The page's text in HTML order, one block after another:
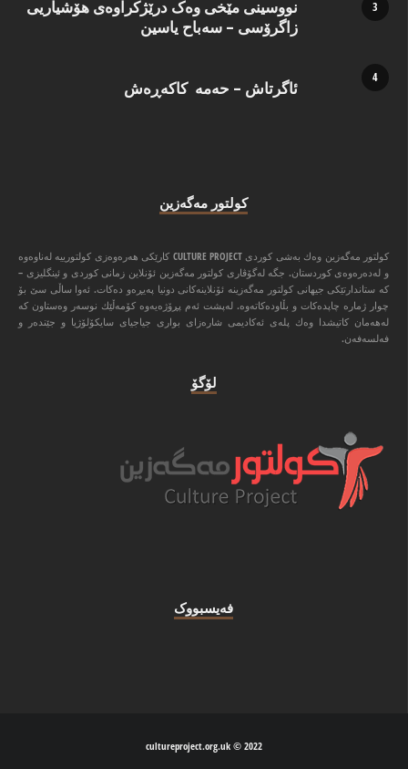
نووسینی مێخی وەک درێژکراوەی هۆشیاریی
زاگرۆسی – سەباح یاسین
ئاگرتاش – حەمە کاکەڕەش
كولتور مه‌گه‌زین
كولتور مه‌گه‌زین وه‌ك به‌شی كوردی CULTURE PROJECT كارێكی هه‌ره‌وه‌زی كولتورییه‌ له‌ناوه‌وه‌
و له‌ده‌ره‌وه‌ی كوردستان. جگه‌ له‌گۆڤاری كولتور مه‌گه‌زین ئۆنلاین زمانی كوردی و ئینگلیزی –
كه‌ ستاندارتێكی جیهانی كولتور مه‌گه‌زینه‌ ئۆنلاینه‌كانی دونیا په‌یڕه‌و ده‌كات. ئه‌وا ‌ساڵی سێ بۆ
چوار ژماره‌ چاپده‌كات و بڵاوده‌كاته‌وه‌. له‌پشت ئه‌م پڕۆژه‌یه‌وه‌ كۆمه‌ڵێك نوسه‌ر وه‌ستاون كه‌
له‌هه‌مان كاتیشدا وه‌ك پله‌ی ئه‌كادیمی شاره‌زای بواری جیاجیای سایكۆلۆژیا و جێنده‌ر و
فه‌لسه‌فه‌ن.
لۆگۆ
فه‌یسبووک
2022 © cultureproject.org.uk